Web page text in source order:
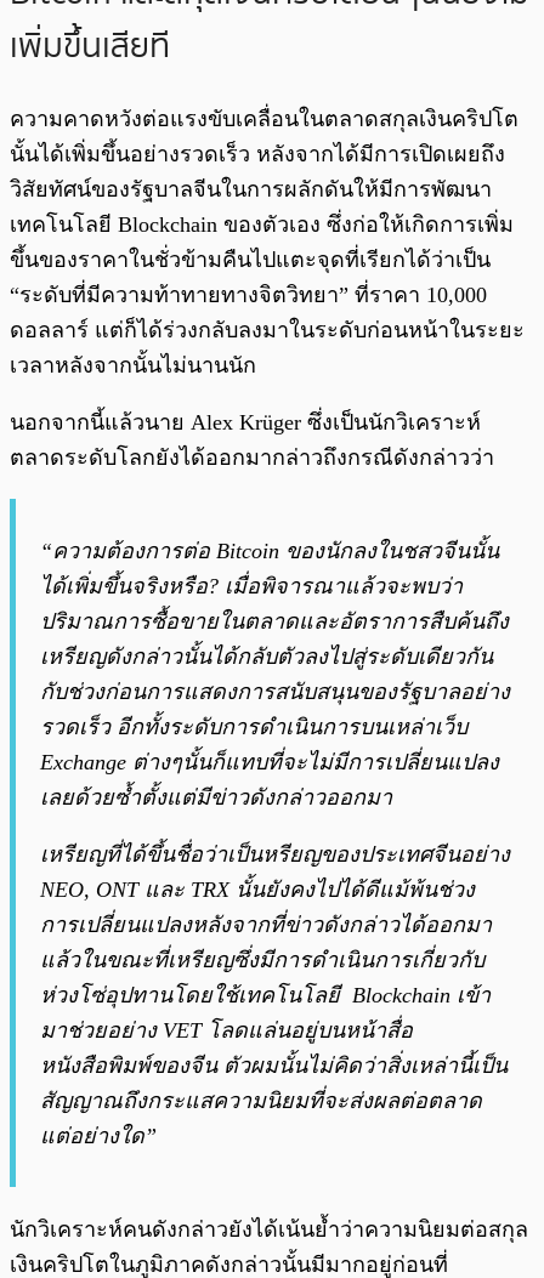
เพิ่มขึ้นเสียที
ความคาดหวังต่อแรงขับเคลื่อนในตลาดสกุลเงินคริปโต
นั้นได้เพิ่มขึ้นอย่างรวดเร็ว หลังจากได้มีการเปิดเผยถึง
วิสัยทัศน์ของรัฐบาลจีนในการผลักดันให้มีการพัฒนา
เทคโนโลยี Blockchain ของตัวเอง ซึ่งก่อให้เกิดการเพิ่ม
ขึ้นของราคาในชั่วข้ามคืนไปแตะจุดที่เรียกได้ว่าเป็น
“ระดับที่มีความท้าทายทางจิตวิทยา” ที่ราคา 10,000
ดอลลาร์ แต่ก็ได้ร่วงกลับลงมาในระดับก่อนหน้าในระยะ
เวลาหลังจากนั้นไม่นานนัก
นอกจากนี้แล้วนาย Alex Krüger ซึ่งเป็นนักวิเคราะห์
ตลาดระดับโลกยังได้ออกมากล่าวถึงกรณีดังกล่าวว่า
“ความต้องการต่อ Bitcoin ของนักลงในชสวจีนนั้น
ได้เพิ่มขึ้นจริงหรือ? เมื่อพิจารณาแล้วจะพบว่า
ปริมาณการซื้อขายในตลาดและอัตราการสืบค้นถึง
เหรียญดังกล่าวนั้นได้กลับตัวลงไปสู่ระดับเดียวกัน
กับช่วงก่อนการแสดงการสนับสนุนของรัฐบาลอย่าง
รวดเร็ว อีกทั้งระดับการดำเนินการบนเหล่าเว็บ
Exchange ต่างๆนั้นก็แทบที่จะไม่มีการเปลี่ยนแปลง
เลยด้วยซ้ำตั้งแต่มีข่าวดังกล่าวออกมา
เหรียญที่ได้ขึ้นชื่อว่าเป็นหรียญของประเทศจีนอย่าง
NEO, ONT และ TRX นั้นยังคงไปได้ดีแม้พ้นช่วง
การเปลี่ยนแปลงหลังจากที่ข่าวดังกล่าวได้ออกมา
แล้วในขณะที่เหรียญซึ่งมีการดำเนินการเกี่ยวกับ
ห่วงโซ่อุปทานโดยใช้เทคโนโลยี Blockchain เข้า
มาช่วยอย่าง VET โลดแล่นอยู่บนหน้าสื่อ
หนังสือพิมพ์ของจีน ตัวผมนั้นไม่คิดว่าสิ่งเหล่านี้เป็น
สัญญาณถึงกระแสความนิยมที่จะส่งผลต่อตลาด
แต่อย่างใด”
นักวิเคราะห์คนดังกล่าวยังได้เน้นย้ำว่าความนิยมต่อสกุล
เงินคริปโตในภูมิภาคดังกล่าวนั้นมีมากอยู่ก่อนที่